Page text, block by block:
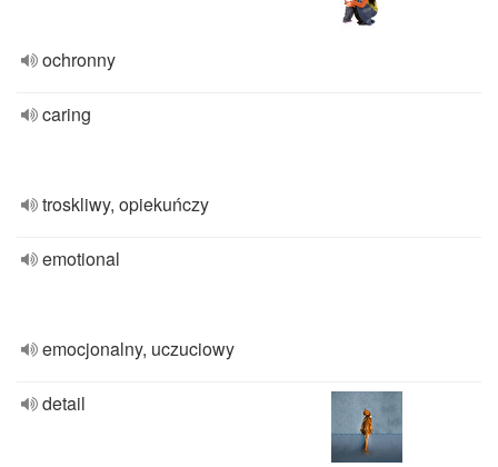
ochronny
caring
troskliwy, opiekuńczy
emotional
emocjonalny, uczuciowy
detail